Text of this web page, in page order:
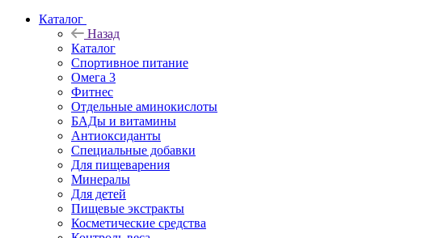
Каталог
Назад
Каталог
Спортивное питание
Омега 3
Фитнес
Отдельные аминокислоты
БАДы и витамины
Антиоксиданты
Специальные добавки
Для пищеварения
Минералы
Для детей
Пищевые экстракты
Косметические средства